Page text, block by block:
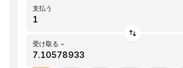
支払う
受け取る ~